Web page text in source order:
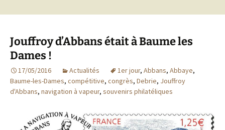
Jouffroy d’Abbans était à Baume les
Dames !
17/05/2016 Actualités 1er jour, Abbans, Abbaye,
Baume-les-Dames, compétitive, congrès, Debrie, Jouffroy
d'Abbans, navigation à vapeur, souvenirs philatéliques